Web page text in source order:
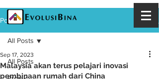
Post
All Posts
All Posts
Malaysia akan terus pelajari inovasi
pembinaan rumah dari China
Sep 17, 2023